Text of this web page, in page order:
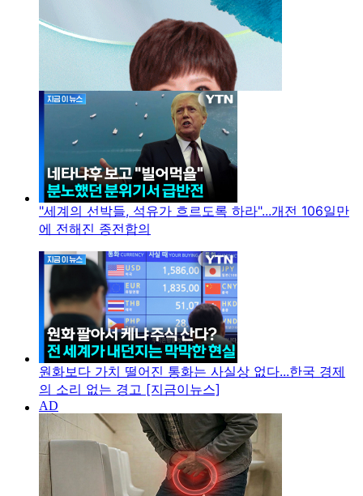
"세계의 선박들, 석유가 흐르도록 하라"...개전 106일만
에 전해진 종전합의
원화보다 가치 떨어진 통화는 사실상 없다...한국 경제
의 소리 없는 경고 [지금이뉴스]